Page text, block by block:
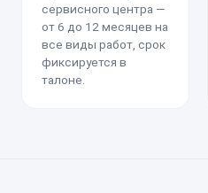
сервисного центра —
от 6 до 12 месяцев на
все виды работ, срок
фиксируется в
талоне.